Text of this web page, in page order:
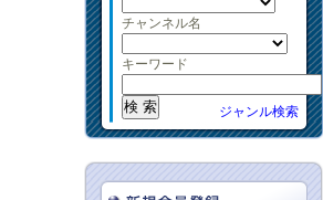
チャンネル名
キーワード
ジャンル検索